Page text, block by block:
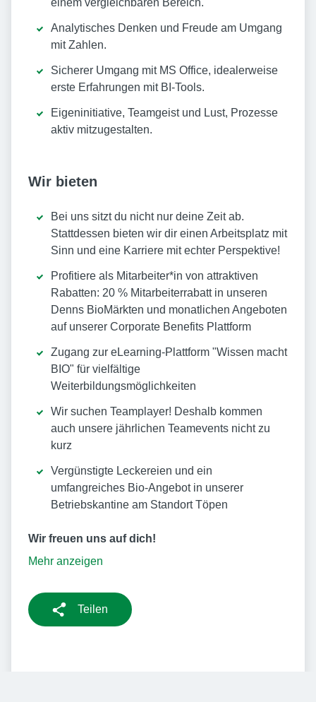
einem vergleichbaren Bereich.
Analytisches Denken und Freude am Umgang
mit Zahlen.
Sicherer Umgang mit MS Office, idealerweise
erste Erfahrungen mit BI-Tools.
Eigeninitiative, Teamgeist und Lust, Prozesse
aktiv mitzugestalten.
Wir bieten
Bei uns sitzt du nicht nur deine Zeit ab.
Stattdessen bieten wir dir einen Arbeitsplatz mit
Sinn und eine Karriere mit echter Perspektive!
Profitiere als Mitarbeiter*in von attraktiven
Rabatten: 20 % Mitarbeiterrabatt in unseren
Denns BioMärkten und monatlichen Angeboten
auf unserer Corporate Benefits Plattform
Zugang zur eLearning-Plattform "Wissen macht
BIO" für vielfältige
Weiterbildungsmöglichkeiten
Wir suchen Teamplayer! Deshalb kommen
auch unsere jährlichen Teamevents nicht zu
kurz
Vergünstigte Leckereien und ein
umfangreiches Bio-Angebot in unserer
Betriebskantine am Standort Töpen
Wir freuen uns auf dich!
Mehr anzeigen
Teilen